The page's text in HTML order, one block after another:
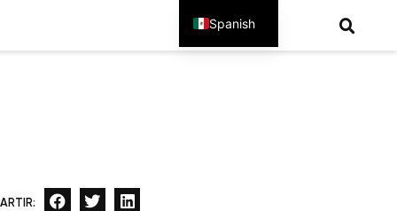
Spanish
English